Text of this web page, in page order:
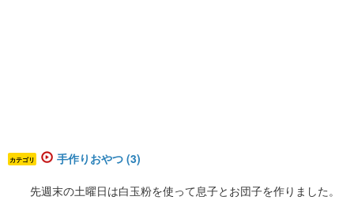
カテゴリ 手作りおやつ (3)
先週末の土曜日は白玉粉を使って息子とお団子を作りました。